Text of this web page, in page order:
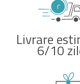
Livrare
6/10